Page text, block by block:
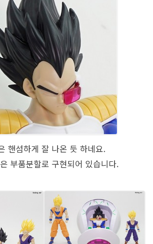
핸섬하게 잘 나온 듯 하네요.
부품분할로 구현되어 있습니다.